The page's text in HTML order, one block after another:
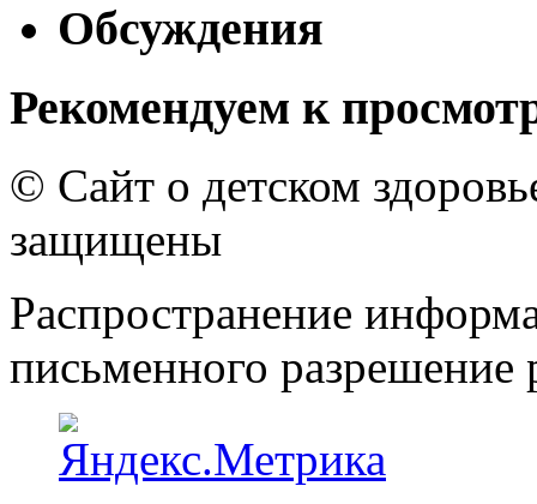
Обсуждения
Рекомендуем к
© Сайт о детском
защищены
Распространение
письменного разрешение